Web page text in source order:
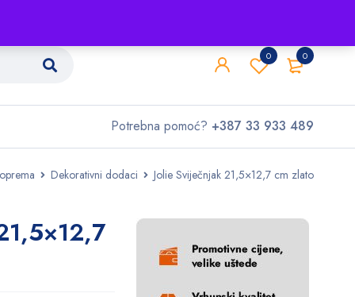
0
0
Potrebna pomoć? +387 33 933 489
Dekorativni dodaci Jolie Sviječnjak 21,5×12,7 cm zlato